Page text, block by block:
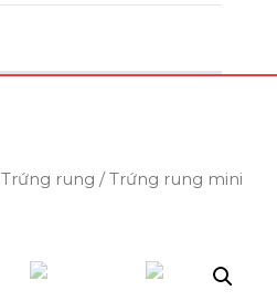
Trứng rung / Trứng rung mini